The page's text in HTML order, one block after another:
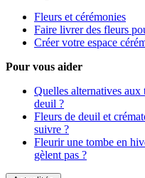
Fleurs et cérémonies
Faire livrer des fleurs
Créer votre espace
Pour vous aider
Quelles alternatives
deuil ?
Fleurs de deuil et
suivre ?
Fleurir une tombe en
gèlent pas ?